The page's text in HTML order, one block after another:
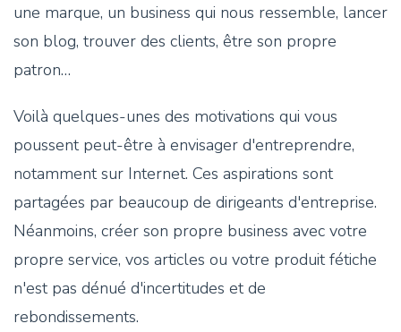
une marque, un business qui nous ressemble, lancer
son blog, trouver des clients, être son propre
patron…
Voilà quelques-unes des motivations qui vous
poussent peut-être à envisager d'entreprendre,
notamment sur Internet. Ces aspirations sont
partagées par beaucoup de dirigeants d'entreprise.
Néanmoins, créer son propre business avec votre
propre service, vos articles ou votre produit fétiche
n'est pas dénué d'incertitudes et de
rebondissements.